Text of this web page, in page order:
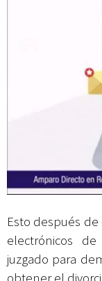
Esto después
electrónicos
juzgado para